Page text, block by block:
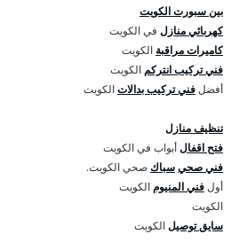
بين سبورت الكويت
كهربائي منازل في الكويت
كاميرات مراقبة الكويت
فني تركيب انتركم الكويت
أفضلفني تركيب بدالاتالكويت
تنظيف منازل
فتح اقفالأبواب في الكويت
فني صحيسباك صحي الكويت.
أولفني المنيومالكويت
الكويت
سايق توصيلالكويت